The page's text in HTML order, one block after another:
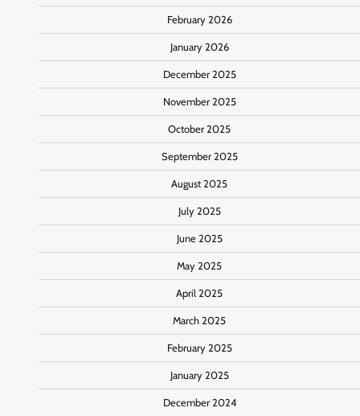
February 2026
January 2026
December 2025
November 2025
October 2025
September 2025
August 2025
July 2025
June 2025
May 2025
April 2025
March 2025
February 2025
January 2025
December 2024